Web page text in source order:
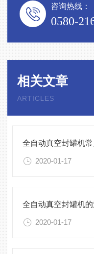
咨询热线：
0580-
相关文章
ARTICLES
2020-01-17
全自动真空封罐机
2020-01-17